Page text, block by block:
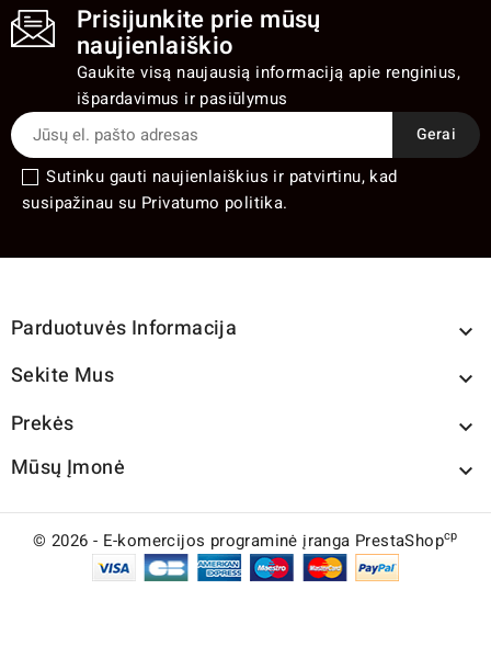
Prisijunkite prie mūsų
naujienlaiškio
Gaukite visą naujausią informaciją apie renginius,
išpardavimus ir pasiūlymus
Sutinku gauti naujienlaiškius ir patvirtinu, kad
susipažinau su Privatumo politika.
Parduotuvės Informacija 
Sekite Mus 
Prekės 
Mūsų Įmonė 
© 2026 - E-komercijos programinė įranga PrestaShopcp